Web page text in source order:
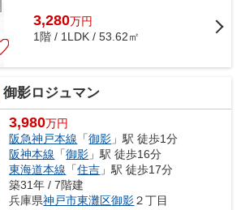
3,280万円
1階 / 1LDK / 53.62㎡
御影ロジュマン
3,980万円
阪急神戸本線 「御影 」駅 徒歩1分
阪神本線 「御影 」駅 徒歩16分
東海道本線 「住吉 」駅 徒歩17分
築31年 / 7階建
兵庫県神戸市東灘区御影２丁目